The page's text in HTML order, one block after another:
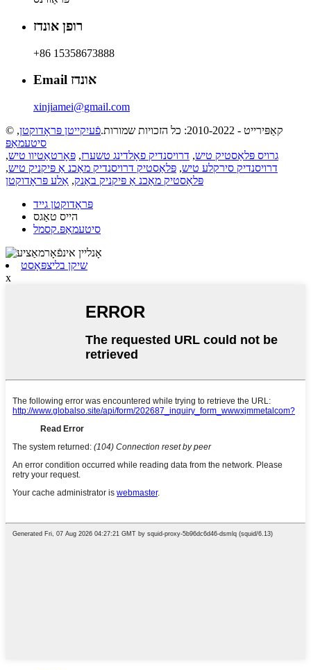
רופן אונדז
+86 15358673888
Email אונדז
xinjiamei@gmail.com
© קאַפּירייט - 2010-2022: כל הזכויות שמורות.
פֿעיִקייטן פּראָדוקטן,
סיטעמאַפּ
גרויס פּלאַסטיק טיש, דרויסנדיק פאָלדינג טשערז, פּאָרטאַטיוו טיש,
דרויסנדיק סירקלע טיש, פּלאַסטיק דרויסנדיק מאַכנ אַ פּיקניק טיש,
פּלאַסטיק מאַכנ אַ פּיקניק באַנק, אַלע פּראָדוקטן
פּראָדוקטן גייד
הייס טאַגס
סיטעמאַפּ.קסמל
שיקן בליצפּאָסט
x